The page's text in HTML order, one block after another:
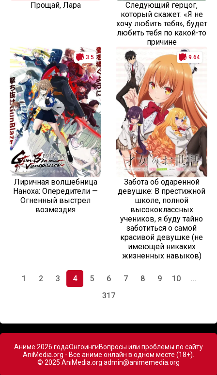
Прощай, Лара
Следующий герцог,
который скажет: «Я не
хочу любить тебя», будет
любить тебя по какой-то
причине
3.5
Лиричная волшебница
Наноха: Опередители —
Огненный выстрел
возмездия
9.64
Забота об одарённой
девушке: В престижной
школе, полной
высококлассных
учеников, я буду тайно
заботиться о самой
красивой девушке (не
имеющей никаких
жизненных навыков)
1 2 3 4 5 6 7 8 9 10
...
317
Аниме 2026 годаОнгоингиВопросы или проблемы по сайту
AniMedia.org - Все аниме онлайн в одном месте (18+).
© 2025 AniMedia.org admin@animemedia.org